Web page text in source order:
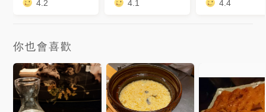
4.2 4.1 4.4
你也會喜歡